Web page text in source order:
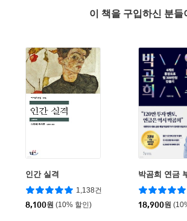
이 책을 구입하신 분
인간 실격
1,138건
8,100원 (10% 할인)
박곰희 연금
18,900원